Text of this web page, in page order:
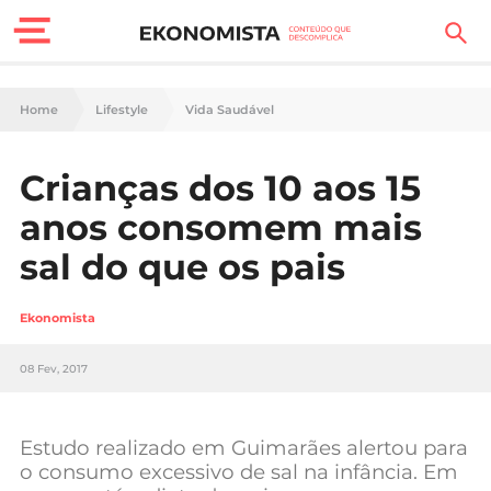
Finanças Pessoais
Carreira
Casa
Lifestyle
Sociedade
Negócios
Home Lifestyle Vida Saudável
Crianças dos 10 aos 15
anos consomem mais
sal do que os pais
Ekonomista
08 Fev, 2017
Estudo realizado em Guimarães alertou para
o consumo excessivo de sal na infância. Em